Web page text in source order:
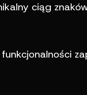
ciąg